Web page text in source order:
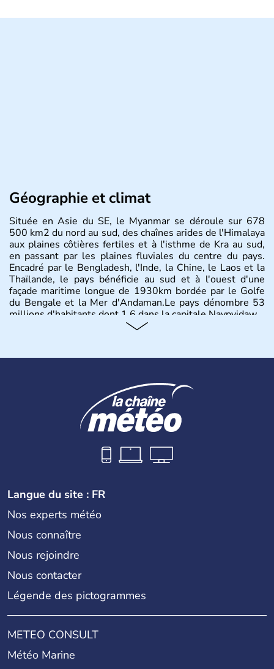
Géographie et climat
Située en Asie du SE, le Myanmar se déroule sur 678
500 km2 du nord au sud, des chaînes arides de l'Himalaya
aux plaines côtières fertiles et à l'isthme de Kra au sud,
en passant par les plaines fluviales du centre du pays.
Encadré par le Bengladesh, l'Inde, la Chine, le Laos et la
Thaïlande, le pays bénéficie au sud et à l'ouest d'une
façade maritime longue de 1930km bordée par le Golfe
du Bengale et la Mer d'Andaman.Le pays dénombre 53
millions d'habitants dont 1,6 dans la capitale Naypyidaw.
Langue du site : FR
Nos experts météo
Nous connaître
Nous rejoindre
Nous contacter
Légende des pictogrammes
METEO CONSULT
Météo Marine